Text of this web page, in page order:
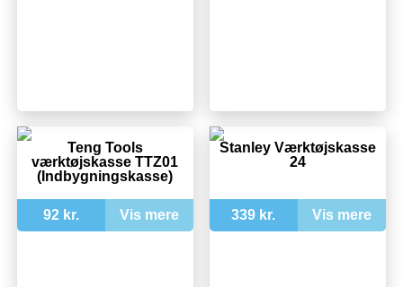
Teng Tools
værktøjskasse TTZ01
(Indbygningskasse)
92 kr. Vis mere
Stanley Værktøjskasse
24
339 kr. Vis mere